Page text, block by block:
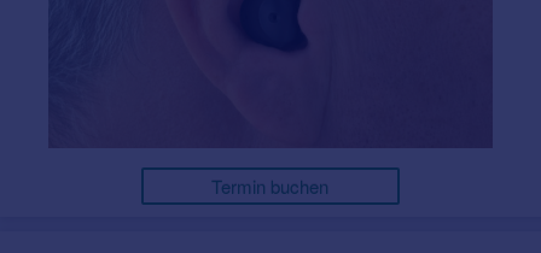
Termin buchen